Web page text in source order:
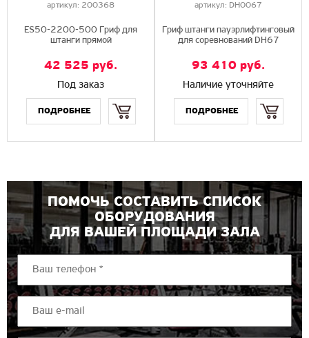
артикул: 200368
ES50-2200-500 Гриф для
штанги прямой
42 525 руб.
Под заказ
артикул: DH0067
Гриф штанги пауэрлифтинговый
для соревнований DH67
93 410 руб.
Наличие уточняйте
ПОМОЧЬ СОСТАВИТЬ СПИСОК
ОБОРУДОВАНИЯ
ДЛЯ ВАШЕЙ ПЛОЩАДИ ЗАЛА